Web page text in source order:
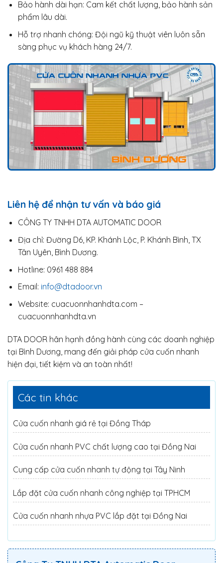
Bảo hành dài hạn: Cam kết chất lượng, bảo hành sản
phẩm lâu dài.
Hỗ trợ nhanh chóng: Đội ngũ kỹ thuật viên luôn sẵn
sàng phục vụ khách hàng 24/7.
Liên hệ để nhận tư vấn và báo giá
CÔNG TY TNHH DTA AUTOMATIC DOOR
Địa chỉ: Đường D6, KP. Khánh Lộc, P. Khánh Bình, TX
Tân Uyên, Bình Dương.
Hotline: 0961 488 884
Email: info@dtadoor.vn
Website: cuacuonnhanhdta.com –
cuacuonnhanhdta.vn
DTA DOOR hân hạnh đồng hành cùng các doanh nghiệp
tại Bình Dương, mang đến giải pháp cửa cuốn nhanh
hiện đại, tiết kiệm và an toàn nhất!
Các tin khác
Cửa cuốn nhanh giá rẻ tại Đồng Tháp
Cửa cuốn nhanh PVC chất lượng cao tại Đồng Nai
Cung cấp cửa cuốn nhanh tự động tại Tây Ninh
Lắp đặt cửa cuốn nhanh công nghiệp tại TPHCM
Cửa cuốn nhanh nhựa PVC lắp đặt tại Đồng Nai